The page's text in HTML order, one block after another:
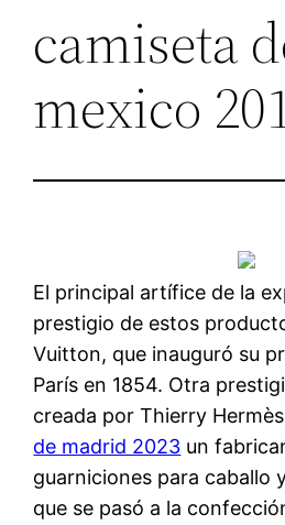
camiseta
mexico
El principal artífice de la
prestigio de estos
Vuitton, que inauguró su
París en 1854. Otra
creada por Thierry
de madrid 2023 un
guarniciones para caballo
que se pasó a la